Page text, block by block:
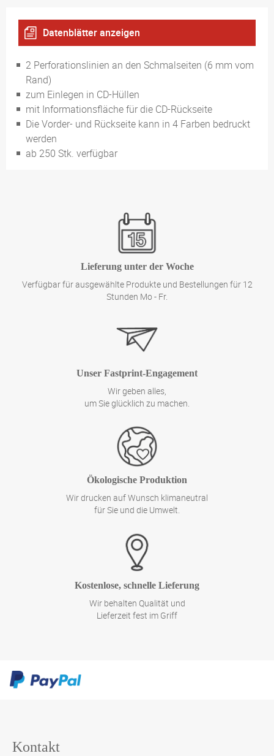
Datenblätter anzeigen
135 g Mattbilddruck
2 Perforationslinien an den Schmalseiten (6 mm vom
Rand)
zum Einlegen in CD-Hüllen
mit Informationsfläche für die CD-Rückseite
Die Vorder- und Rückseite kann in 4 Farben bedruckt
werden
ab 250 Stk. verfügbar
Lieferung unter der Woche
Verfügbar für ausgewählte Produkte und Bestellungen für 12
Stunden Mo - Fr.
Unser Fastprint-Engagement
Wir geben alles,
um Sie glücklich zu machen.
Ökologische Produktion
Wir drucken auf Wunsch klimaneutral
für Sie und die Umwelt.
Kostenlose, schnelle Lieferung
Wir behalten Qualität und
Lieferzeit fest im Griff
Kontakt